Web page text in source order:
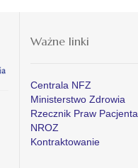
Ważne linki
Centrala NFZ
Ministerstwo Zdrowia
Rzecznik Praw Pacjenta
NROZ
Kontraktowanie